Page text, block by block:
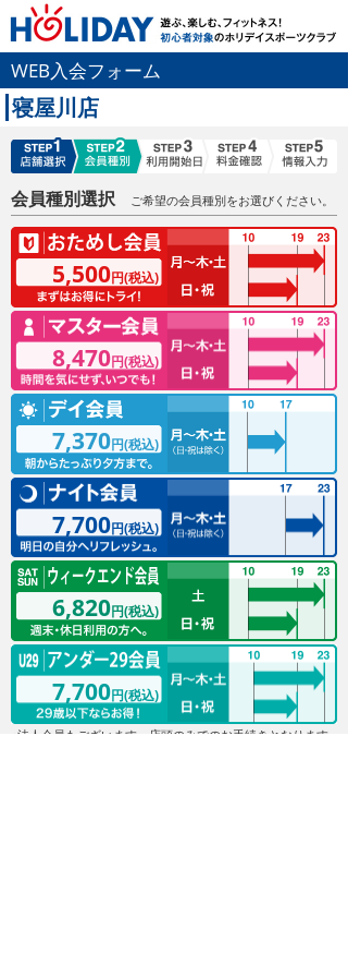
WEB入会フォーム
寝屋川店
会員種別選択 ご希望の会員種別をお選びください。
5,500円(税込)
8,470円(税込)
7,370円(税込)
7,700円(税込)
6,820円(税込)
7,700円(税込)
※法人会員もございます。店頭のみでのお手続きとなります